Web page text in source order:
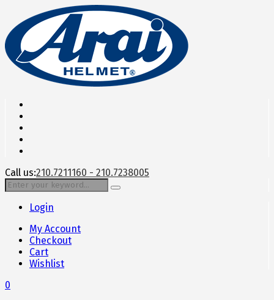
Call us:210.7211160 - 210.7238005
Login
My Account
Checkout
Cart
Wishlist
0